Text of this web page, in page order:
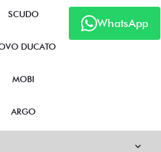
WhatsApp
SCUDO
DUCATO
MOBI
ARGO